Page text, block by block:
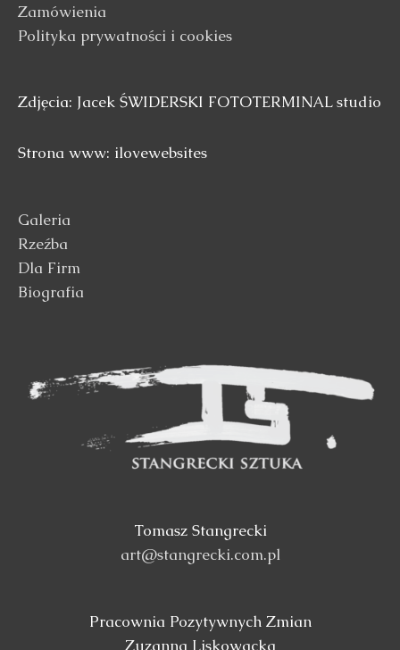
Zamówienia
Polityka prywatności i cookies
Zdjęcia: Jacek ŚWIDERSKI FOTOTERMINAL studio
Strona www: ilovewebsites
Galeria
Rzeźba
Dla Firm
Biografia
Tomasz Stangrecki
art@stangrecki.com.pl
Pracownia Pozytywnych Zmian
Zuzanna Liskowacka